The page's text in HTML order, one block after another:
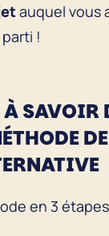
auquel vous
parti !
À SAVOIR
en 3